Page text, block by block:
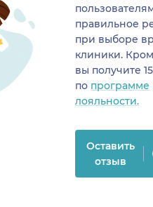
правильное
при выборе
клиники.
вы получите
по программе
лояльности.
Оставить
отзыв